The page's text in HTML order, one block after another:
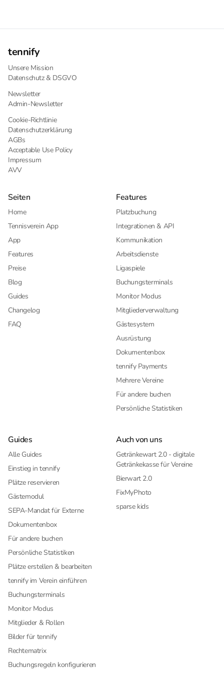
tennify
Unsere Mission
Datenschutz & DSGVO
Newsletter
Admin-Newsletter
Cookie-Richtlinie
Datenschutzerklärung
AGBs
Acceptable Use Policy
Impressum
AVV
Seiten
Home
Tennisverein App
App
Features
Preise
Blog
Guides
Changelog
FAQ
Features
Platzbuchung
Integrationen & API
Kommunikation
Arbeitsdienste
Ligaspiele
Buchungsterminals
Monitor Modus
Mitgliederverwaltung
Gästesystem
Ausrüstung
Dokumentenbox
tennify Payments
Mehrere Vereine
Für andere buchen
Persönliche Statistiken
Guides
Alle Guides
Einstieg in tennify
Plätze reservieren
Gästemodul
SEPA-Mandat für Externe
Dokumentenbox
Für andere buchen
Persönliche Statistiken
Plätze erstellen & bearbeiten
tennify im Verein einführen
Buchungsterminals
Monitor Modus
Mitglieder & Rollen
Bilder für tennify
Rechtematrix
Buchungsregeln konfigurieren
Auch von uns
Getränkewart 2.0 - digitale
Getränkekasse für Vereine
Bierwart 2.0
FixMyPhoto
sparse kids